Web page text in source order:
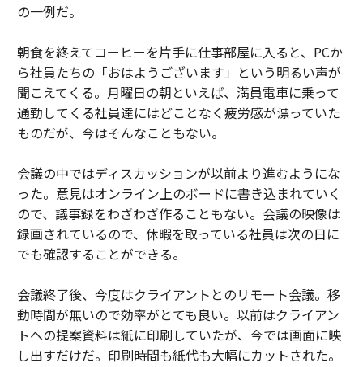
の一例だ。
朝食を終えてコーヒーを片手に仕事部屋に入ると、PCか
ら社員たちの「おはようございます」という明るい声が
聞こえてくる。月曜日の朝といえば、満員電車に乗って
通勤してくる社員達にはどことなく疲労感が漂っていた
ものだが、今はそんなこともない。
会議の中ではディスカッションが以前より進むようにな
った。意見はオンライン上のボードに書き込まれていく
ので、議事録をわざわざ作ることもない。会議の映像は
録画されているので、休暇を取っている社員は次の日に
でも確認することができる。
会議終了後、今度はクライアントとのリモート会議。移
動時間が無いので効率がとても良い。以前はクライアン
トへの提案資料は紙に印刷していたが、今では画面に映
し出すだけだ。印刷時間も紙代も大幅にカットされた。